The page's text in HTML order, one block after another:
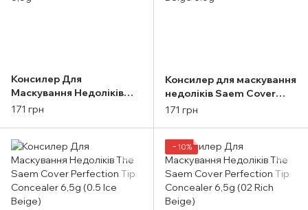
Консилер Для
Маскування Недоліків
The Saem Cover
171 грн
Консилер для маскування
недоліків Saem Cover
Perfection Tip Concealer
171 грн
−10%